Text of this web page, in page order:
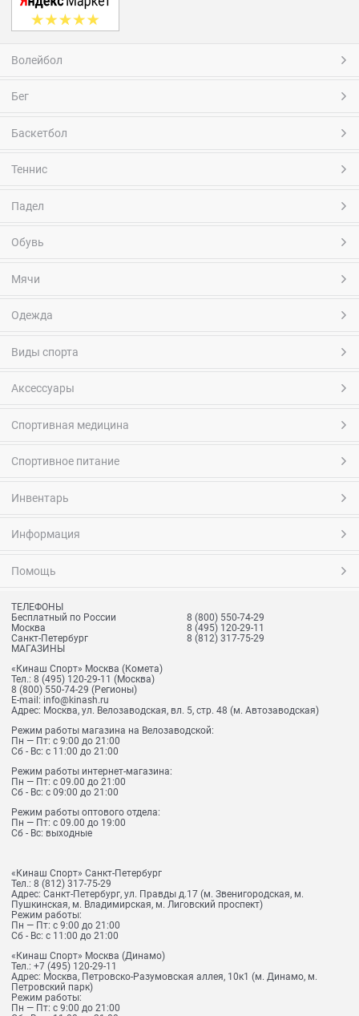
Волейбол
Бег
Баскетбол
Теннис
Падел
Обувь
Мячи
Одежда
Виды спорта
Аксессуары
Спортивная медицина
Спортивное питание
Инвентарь
Информация
Помощь
ТЕЛЕФОНЫ
Бесплатный по России
8 (800) 550-74-29
Москва
8 (495) 120-29-11
Санкт-Петербург
8 (812) 317-75-29
МАГАЗИНЫ
«Кинаш Спорт» Москва (Комета)
Тел.: 8 (495) 120-29-11 (Москва)
8 (800) 550-74-29 (Регионы)
E-mail: info@kinash.ru
Адрес: Москва, ул. Велозаводская, вл. 5, стр. 48 (м. Автозаводская)
Режим работы магазина на Велозаводской:
Пн — Пт: с 9:00 до 21:00
Сб - Вс: с 11:00 до 21:00
Режим работы интернет-магазина:
Пн — Пт: с 09.00 до 21:00
Сб - Вс: с 09:00 до 21:00
Режим работы оптового отдела:
Пн — Пт: с 09.00 до 19:00
Сб - Вс: выходные
«Кинаш Спорт» Санкт-Петербург
Тел.: 8 (812) 317-75-29
Адрес: Санкт-Петербург, ул. Правды д.17 (м. Звенигородская, м.
Пушкинская, м. Владимирская, м. Лиговский проспект)
Режим работы:
Пн — Пт: с 9:00 до 21:00
Сб - Вс: с 11:00 до 21:00
«Кинаш Спорт» Москва (Динамо)
Тел.: +7 (495) 120-29-11
Адрес: Москва, Петровско-Разумовская аллея, 10к1 (м. Динамо, м.
Петровский парк)
Режим работы:
Пн — Пт: с 9:00 до 21:00